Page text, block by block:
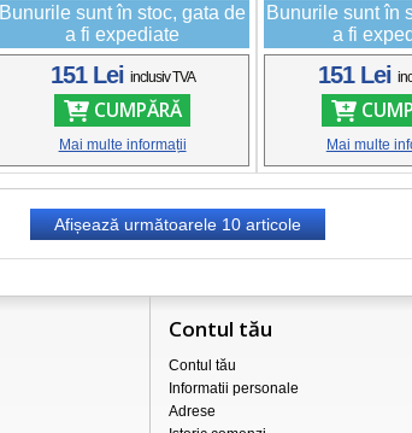
Bunurile sunt în stoc, gata de
a fi expediate
151 Lei inclusiv TVA
CUMPĂRĂ
Mai multe informații
Bunurile sunt în
a fi
151 Lei
Mai multe
Afișează următoarele10articole
Contul tău
Contul tău
Informatii personale
Adrese